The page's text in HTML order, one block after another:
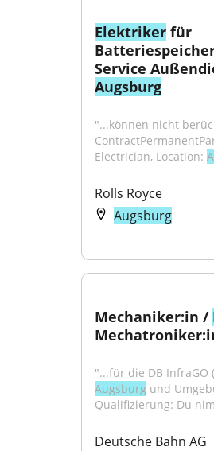
Elektriker für
Augsburg
"...können nicht
Electrician, Location:
Rolls Royce
Augsburg
Mechaniker:in /
Augsburg und
Qualifizierung: Du
Deutsche Bahn AG